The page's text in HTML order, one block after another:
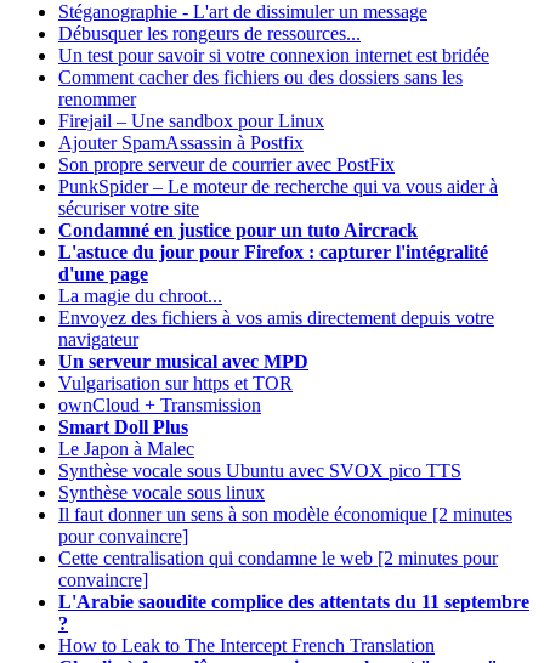
Stéganographie - L'art de dissimuler un message
Débusquer les rongeurs de ressources...
Un test pour savoir si votre connexion internet est bridée
Comment cacher des fichiers ou des dossiers sans les
renommer
Firejail – Une sandbox pour Linux
Ajouter SpamAssassin à Postfix
Son propre serveur de courrier avec PostFix
PunkSpider – Le moteur de recherche qui va vous aider à
sécuriser votre site
Condamné en justice pour un tuto Aircrack
L'astuce du jour pour Firefox : capturer l'intégralité
d'une page
La magie du chroot...
Envoyez des fichiers à vos amis directement depuis votre
navigateur
Un serveur musical avec MPD
Vulgarisation sur https et TOR
ownCloud + Transmission
Smart Doll Plus
Le Japon à Malec
Synthèse vocale sous Ubuntu avec SVOX pico TTS
Synthèse vocale sous linux
Il faut donner un sens à son modèle économique [2 minutes
pour convaincre]
Cette centralisation qui condamne le web [2 minutes pour
convaincre]
L'Arabie saoudite complice des attentats du 11 septembre
?
How to Leak to The Intercept French Translation